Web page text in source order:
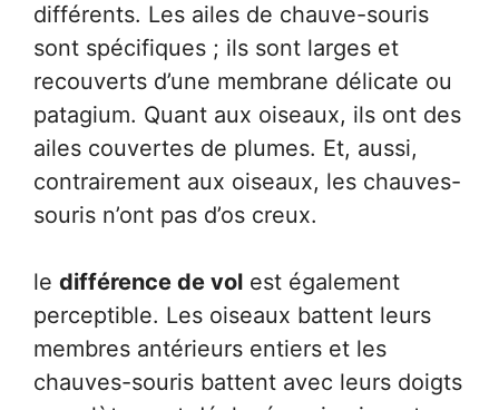
différents. Les ailes de chauve-souris
sont spécifiques ; ils sont larges et
recouverts d’une membrane délicate ou
patagium. Quant aux oiseaux, ils ont des
ailes couvertes de plumes. Et, aussi,
contrairement aux oiseaux, les chauves-
souris n’ont pas d’os creux.
le différence de vol est également
perceptible. Les oiseaux battent leurs
membres antérieurs entiers et les
chauves-souris battent avec leurs doigts